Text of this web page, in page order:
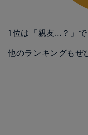
1位は「親友…？」
他のランキングもぜ